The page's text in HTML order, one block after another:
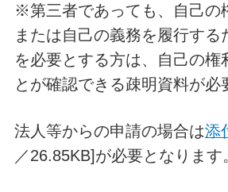
※第三者であっても、自己の
または自己の義務を履行する
を必要とする方は、自己の権
とが確認できる疎明資料が必
法人等からの申請の場合は添
／26.85KB]が必要となります